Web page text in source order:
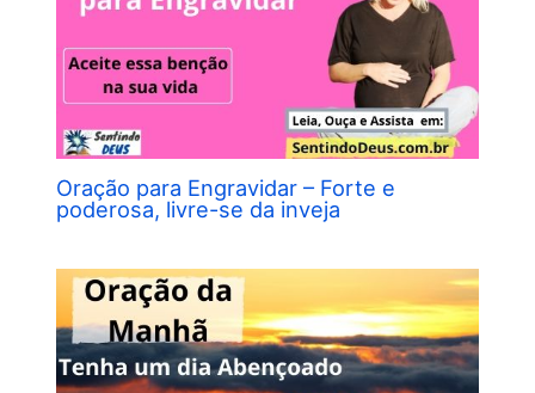
Oração para Engravidar – Forte e
poderosa, livre-se da inveja